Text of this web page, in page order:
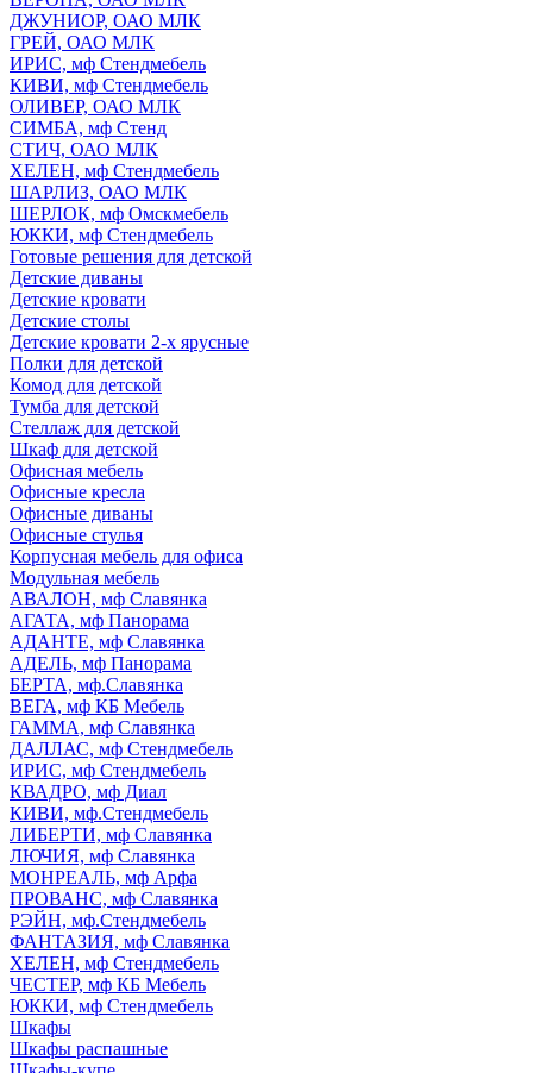
ДЖУНИОР, ОАО МЛК
ГРЕЙ, ОАО МЛК
ИРИС, мф Стендмебель
КИВИ, мф Стендмебель
ОЛИВЕР, ОАО МЛК
СИМБА, мф Стенд
СТИЧ, ОАО МЛК
ХЕЛЕН, мф Стендмебель
ШАРЛИЗ, ОАО МЛК
ШЕРЛОК, мф Омскмебель
ЮККИ, мф Стендмебель
Готовые решения для детской
Детские диваны
Детские кровати
Детские столы
Детские кровати 2-х ярусные
Полки для детской
Комод для детской
Тумба для детской
Стеллаж для детской
Шкаф для детской
Офисная мебель
Офисные кресла
Офисные диваны
Офисные стулья
Корпусная мебель для офиса
Модульная мебель
АВАЛОН, мф Славянка
АГАТА, мф Панорама
АДАНТЕ, мф Славянка
АДЕЛЬ, мф Панорама
БЕРТА, мф.Славянка
ВЕГА, мф КБ Мебель
ГАММА, мф Славянка
ДАЛЛАС, мф Стендмебель
ИРИС, мф Стендмебель
КВАДРО, мф Диал
КИВИ, мф.Стендмебель
ЛИБЕРТИ, мф Славянка
ЛЮЧИЯ, мф Славянка
МОНРЕАЛЬ, мф Арфа
ПРОВАНС, мф Славянка
РЭЙН, мф.Стендмебель
ФАНТАЗИЯ, мф Славянка
ХЕЛЕН, мф Стендмебель
ЧЕСТЕР, мф КБ Мебель
ЮККИ, мф Стендмебель
Шкафы
Шкафы распашные